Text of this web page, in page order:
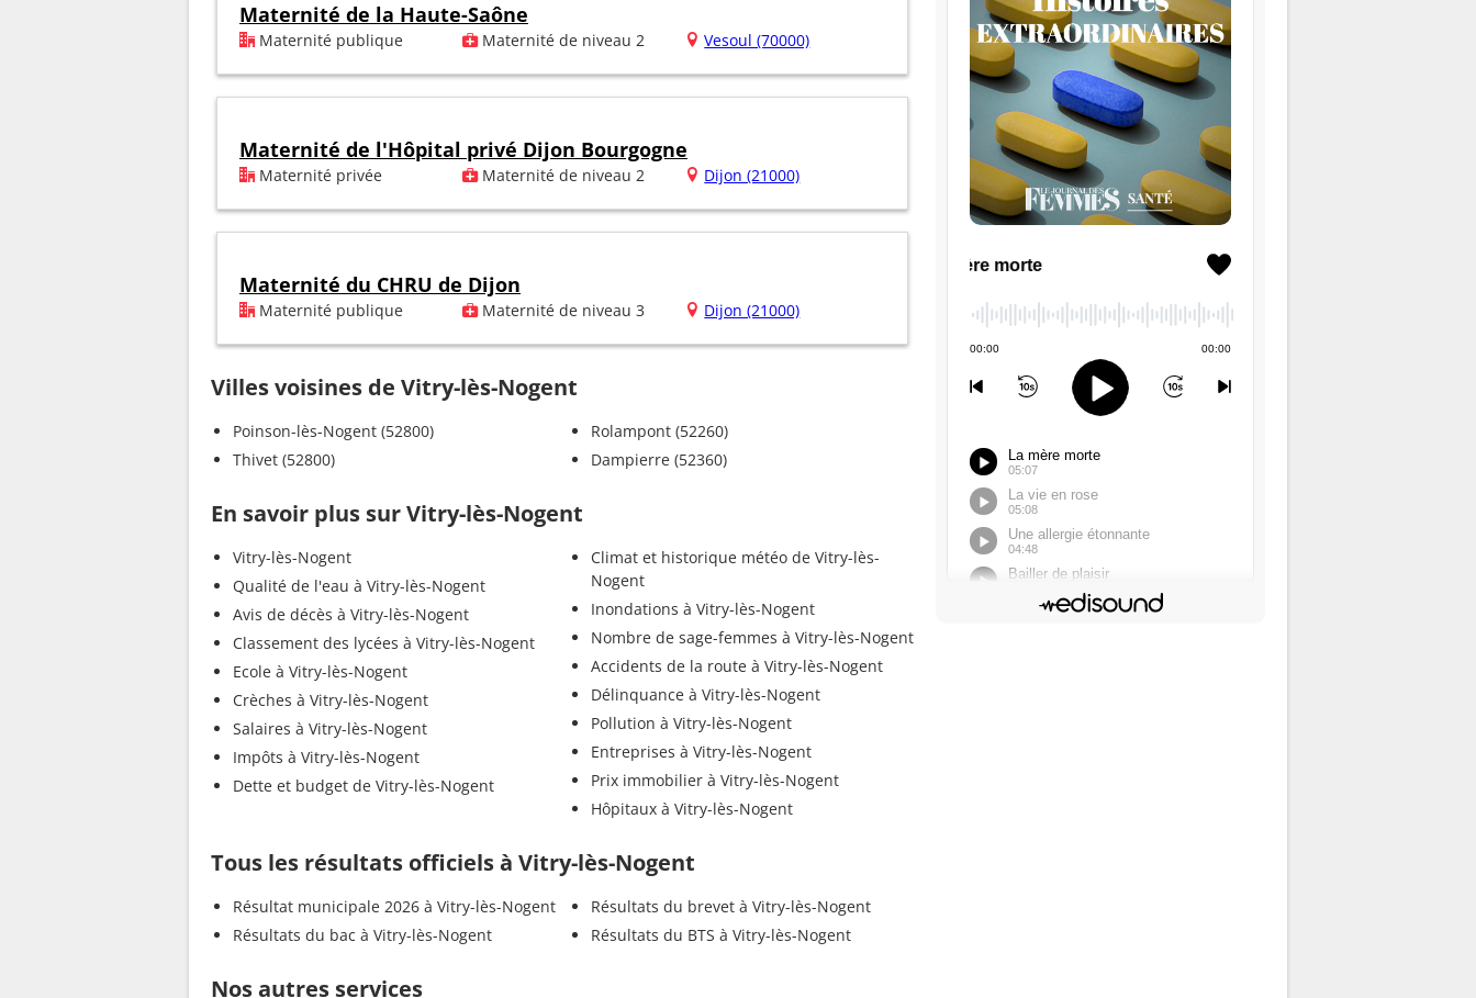
Maternité de la Haute-Saône
Maternité publique Maternité de niveau 2 Vesoul (70000)
Maternité de l'Hôpital privé Dijon Bourgogne
Maternité privée Maternité de niveau 2 Dijon (21000)
Maternité du CHRU de Dijon
Maternité publique Maternité de niveau 3 Dijon (21000)
Villes voisines de Vitry-lès-Nogent
Poinson-lès-Nogent (52800)
Thivet (52800)
Rolampont (52260)
Dampierre (52360)
En savoir plus sur Vitry-lès-Nogent
Vitry-lès-Nogent
Qualité de l'eau à Vitry-lès-Nogent
Avis de décès à Vitry-lès-Nogent
Classement des lycées à Vitry-lès-Nogent
Ecole à Vitry-lès-Nogent
Crèches à Vitry-lès-Nogent
Salaires à Vitry-lès-Nogent
Impôts à Vitry-lès-Nogent
Dette et budget de Vitry-lès-Nogent
Climat et historique météo de Vitry-lès-
Nogent
Inondations à Vitry-lès-Nogent
Nombre de sage-femmes à Vitry-lès-Nogent
Accidents de la route à Vitry-lès-Nogent
Délinquance à Vitry-lès-Nogent
Pollution à Vitry-lès-Nogent
Entreprises à Vitry-lès-Nogent
Prix immobilier à Vitry-lès-Nogent
Hôpitaux à Vitry-lès-Nogent
Tous les résultats officiels à Vitry-lès-Nogent
Résultat municipale 2026 à Vitry-lès-Nogent
Résultats du bac à Vitry-lès-Nogent
Résultats du brevet à Vitry-lès-Nogent
Résultats du BTS à Vitry-lès-Nogent
Nos autres services